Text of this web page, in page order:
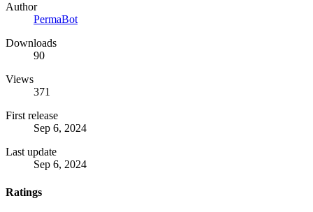
Author
PermaBot
Downloads
90
Views
371
First release
Sep 6, 2024
Last update
Sep 6, 2024
Ratings